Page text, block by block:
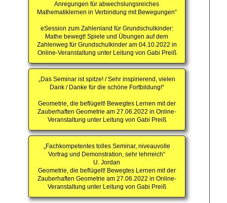
Anregungen für abwechslungsreiches
Mathematiklernen in Verbindung mit Bewegungen“
eSession zum Zahlenland für Grundschulkinder:
Mathe bewegt! Spiele und Übungen auf dem
Zahlenweg für Grundschulkinder am 04.10.2022 in
Online-Veranstaltung unter Leitung von Gabi Preiß
„Das Seminar ist spitze! / Sehr inspirierend, vielen
Dank / Danke für die schöne Fortbildung!“
Geometrie, die beflügelt! Bewegtes Lernen mit der
Zauberhaften Geometrie am 27.06.2022 in Online-
Veranstaltung unter Leitung von Gabi Preiß
„Fachkompetentes tolles Seminar, niveauvolle
Vortrag und Demonstration, sehr lehrreich“
U. Jordan
Geometrie, die beflügelt! Bewegtes Lernen mit der
Zauberhaften Geometrie am 27.06.2022 in Online-
Veranstaltung unter Leitung von Gabi Preiß